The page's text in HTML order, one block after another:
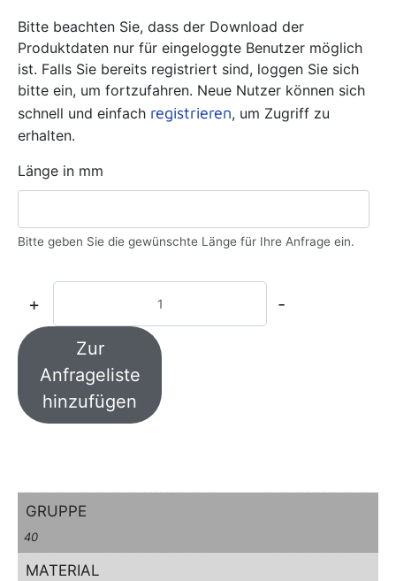
Bitte beachten Sie, dass der Download der
Produktdaten nur für eingeloggte Benutzer möglich
ist. Falls Sie bereits registriert sind, loggen Sie sich
bitte ein, um fortzufahren. Neue Nutzer können sich
schnell und einfach registrieren, um Zugriff zu
erhalten.
Länge in mm
Bitte geben Sie die gewünschte Länge für Ihre Anfrage ein.
+ -
Zur
Anfrageliste
hinzufügen
GRUPPE
40
MATERIAL